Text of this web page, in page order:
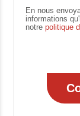
En nous
informations
notrepolitique